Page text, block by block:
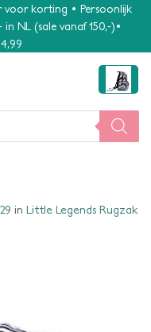
voor korting • Persoonlijk
NL (sale vanaf 150,-)•
in Little Legends Rugzak